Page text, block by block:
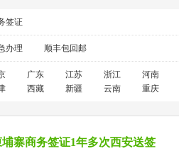
签证
办理 顺丰包回邮
广东 江苏 浙江
河南
西藏 新疆 云南 重庆
埔寨商务签证1年多次西安送签